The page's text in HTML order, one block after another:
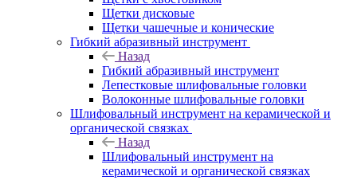
Щетки дисковые
Щетки чашечные и конические
Гибкий абразивный инструмент
Назад
Гибкий абразивный инструмент
Лепестковые шлифовальные головки
Волоконные шлифовальные головки
Шлифовальный инструмент на керамической и
органической связках
Назад
Шлифовальный инструмент на
керамической и органической связках